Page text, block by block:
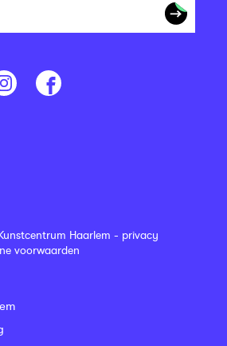
Haarlem - privacy
voorwaarden